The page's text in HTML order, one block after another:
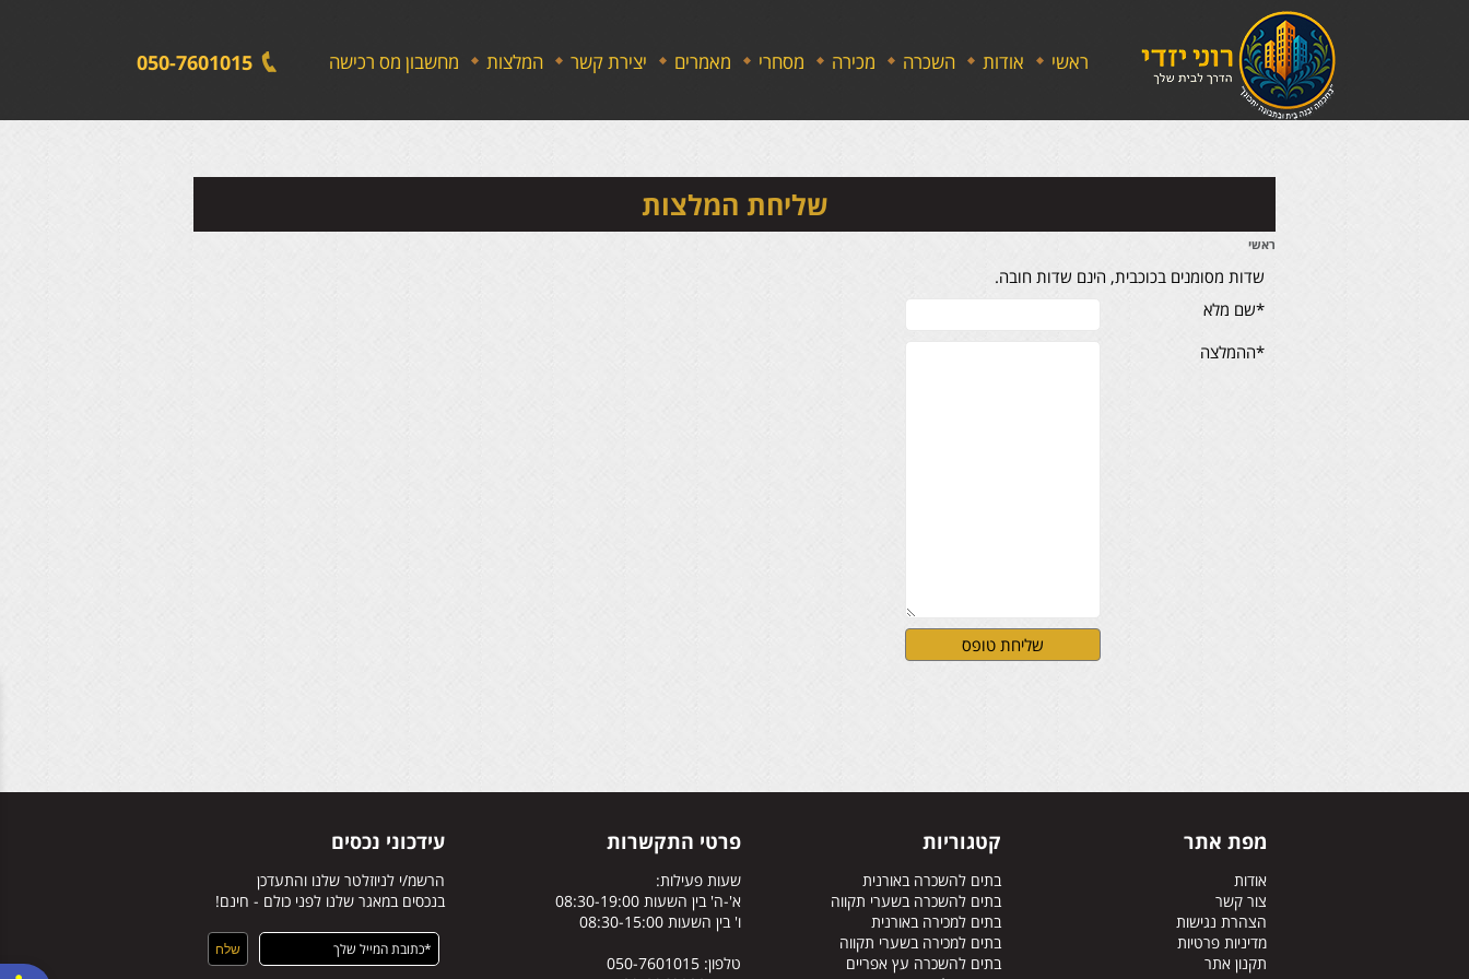
ראשי אודות השכרה מכירה מסחרי מאמרים יצירת קשר המלצות מחשבון מס רכישה 050-7601015
שליחת המלצות
ראשי
שדות מסומנים בכוכבית, הינם שדות חובה.
*שם מלא
*ההמלצה
מפת אתר קטגוריות פרטי התקשרות עידכוני נכסים
אודות
צור קשר
הצהרת נגישות
מדיניות פרטיות
תקנון אתר
בתים להשכרה באורנית
בתים להשכרה בשערי תקווה
בתים למכירה באורנית
בתים למכירה בשערי תקווה
בתים להשכרה עץ אפריים
שעות פעילות:
א'-ה' בין השעות 08:30-19:00
ו' בין השעות 08:30-15:00
טלפון: 050-7601015
הרשמ/י לניוזלטר שלנו והתעדכן
בנכסים במאגר שלנו לפני כולם - חינם!